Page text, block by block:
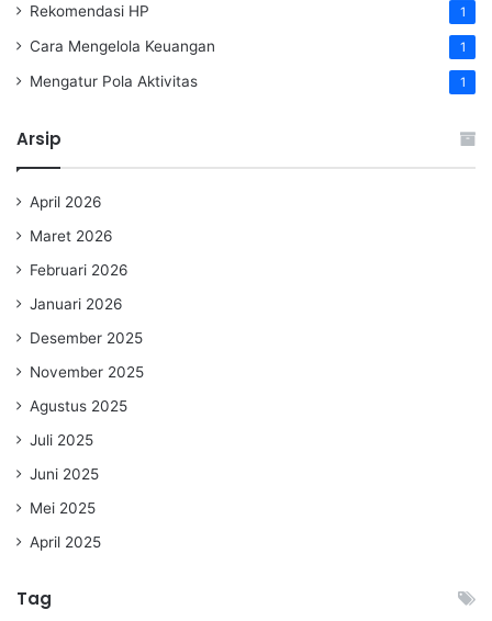
Rekomendasi HP 1
Cara Mengelola Keuangan 1
Mengatur Pola Aktivitas 1
Arsip
April 2026
Maret 2026
Februari 2026
Januari 2026
Desember 2025
November 2025
Agustus 2025
Juli 2025
Juni 2025
Mei 2025
April 2025
Tag